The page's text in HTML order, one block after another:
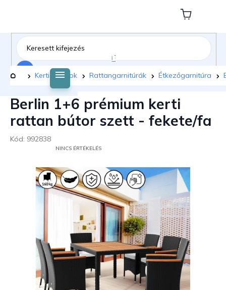
tartalomhoz
Kosár
Kezdőlap
Kerti bútorok Rattangarnitúrák Étkezőgarnitúra
Berlin 1+6 prémium kerti
rattan bútor szett - fekete/fa
Kód: 992838
ÉRTÉKELÉSE
NINCS ÉRTÉKELÉS